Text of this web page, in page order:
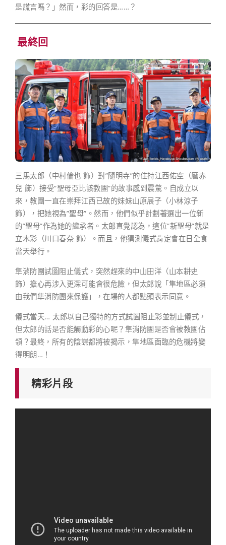
是謊言嗎？」然而，彩的回答是……？
最終回
三馬太郎（中村倫也 飾）對”隨明寺”的住持江西佑空（麿赤
兒 飾）接受”聖母亞比該教團”的故事感到震驚。自成立以
來，教團一直在崇拜江西已故的妹妹山原展子（小林涼子
飾），把她視為”聖母”。然而，他們似乎計劃著選出一位新
的”聖母”作為她的繼承者。太郎直覺認為，這位”新聖母”就是
立木彩（川口春奈 飾）。而且，他猜測儀式肯定會在日全食
當天舉行。
隼消防團試圖阻止儀式，突然趕來的中山田洋（山本耕史
飾）擔心再涉入更深可能會很危險，但太郎說「隼地區必須
由我們隼消防團來保護」，在場的人都點頭表示同意。
儀式當天… 太郎以自己獨特的方式試圖阻止彩並制止儀式，
但太郎的話是否能觸動彩的心呢？隼消防團是否會被教團佔
領？最終，所有的陰謀都將被揭示，隼地區面臨的危機將變
得明朗…！
精彩片段